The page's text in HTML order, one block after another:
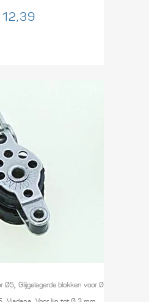
12,39
Ø5, Glijgelagerde blokken voor Ø